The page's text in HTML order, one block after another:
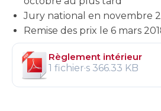
Jury national en novembre
Remise des prix le 6 mars
Règlement intérieur
1 fichier·s 366.33 KB